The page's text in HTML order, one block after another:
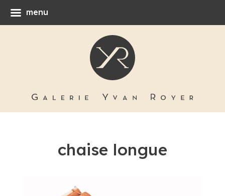
chaise longue
menu